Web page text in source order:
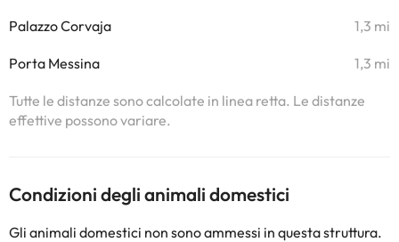
Palazzo Corvaja 1,3 mi
Porta Messina 1,3 mi
Tutte le distanze sono calcolate in linea retta. Le distanze
effettive possono variare.
Condizioni degli animali domestici
Gli animali domestici non sono ammessi in questa struttura.